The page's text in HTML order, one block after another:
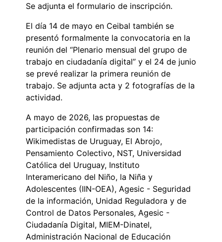
Se adjunta el formulario de inscripción.
El día 14 de mayo en Ceibal también se
presentó formalmente la convocatoria en la
reunión del “Plenario mensual del grupo de
trabajo en ciudadanía digital” y el 24 de junio
se prevé realizar la primera reunión de
trabajo. Se adjunta acta y 2 fotografías de la
actividad.
A mayo de 2026, las propuestas de
participación confirmadas son 14:
Wikimedistas de Uruguay, El Abrojo,
Pensamiento Colectivo, NST, Universidad
Católica del Uruguay, Instituto
Interamericano del Niño, la Niña y
Adolescentes (IIN-OEA), Agesic - Seguridad
de la información, Unidad Reguladora y de
Control de Datos Personales, Agesic -
Ciudadanía Digital, MIEM-Dinatel,
Administración Nacional de Educación